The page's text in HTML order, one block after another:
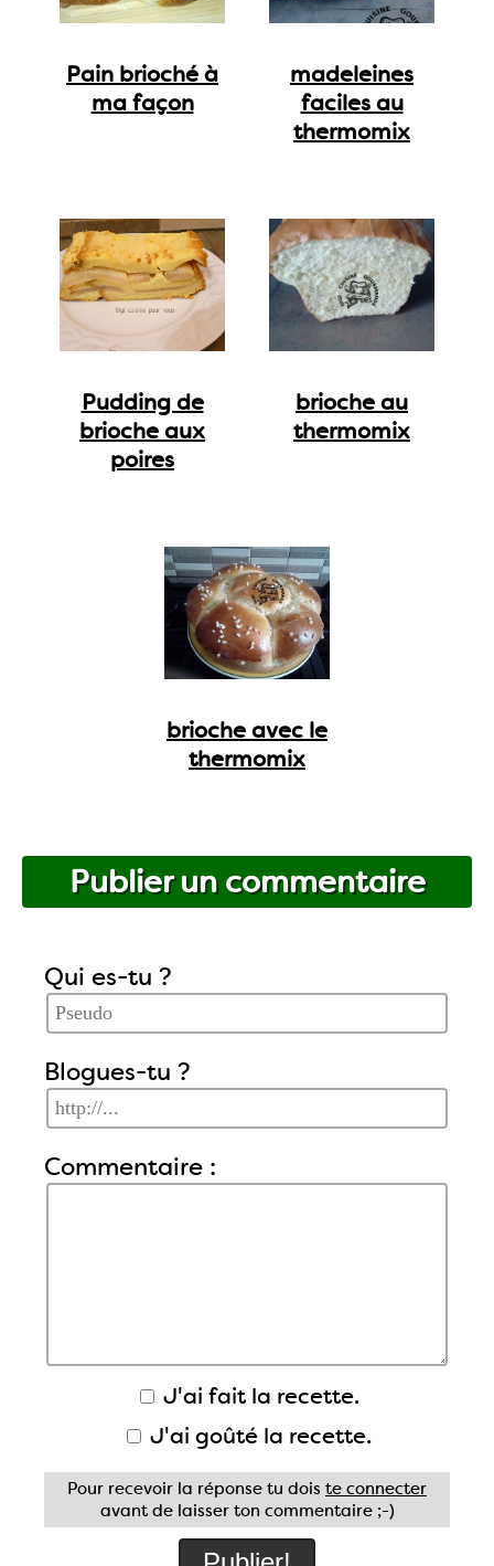
Pain brioché à
ma façon
madeleines
faciles au
thermomix
Pudding de
brioche aux
poires
brioche au
thermomix
brioche avec le
thermomix
Publier un commentaire
Qui es-tu ?
Blogues-tu ?
Commentaire :
J'ai fait la recette.
J'ai goûté la recette.
Pour recevoir la réponse tu dois te connecter
avant de laisser ton commentaire ;-)